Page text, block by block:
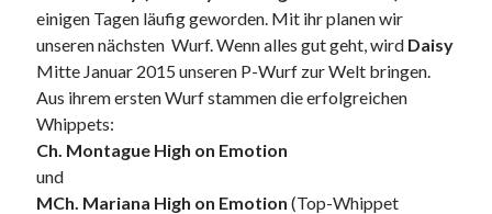
einigen Tagen läufig geworden. Mit ihr planen wir
unseren nächsten Wurf. Wenn alles gut geht, wird Daisy
Mitte Januar 2015 unseren P-Wurf zur Welt bringen.
Aus ihrem ersten Wurf stammen die erfolgreichen
Whippets:
Ch. Montague High on Emotion
und
MCh. Mariana High on Emotion(Top-Whippet